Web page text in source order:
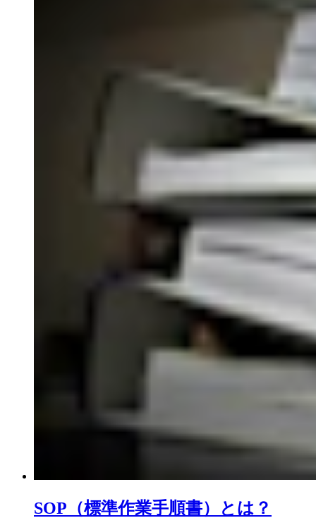
SOP（標準作業手順書）とは？